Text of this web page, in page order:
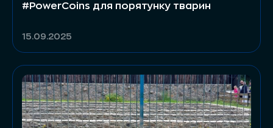
#PowerCoins для порятунку тварин
15.09.2025